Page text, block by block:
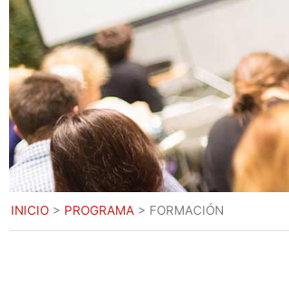
INICIO > PROGRAMA > FORMACIÓN